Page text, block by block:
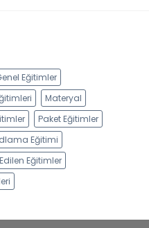
Eğitimler
Materyal
Paket Eğitimler
Eğitimi
Eğitimler